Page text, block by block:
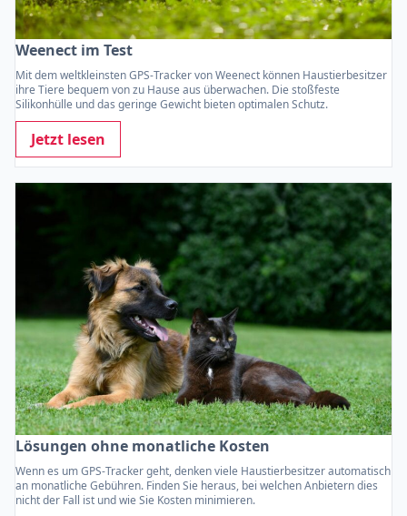
Weenect im Test
Mit dem weltkleinsten GPS-Tracker von Weenect können Haustierbesitzer
ihre Tiere bequem von zu Hause aus überwachen. Die stoßfeste
Silikonhülle und das geringe Gewicht bieten optimalen Schutz.
Jetzt lesen
Lösungen ohne monatliche Kosten
Wenn es um GPS-Tracker geht, denken viele Haustierbesitzer automatisch
an monatliche Gebühren. Finden Sie heraus, bei welchen Anbietern dies
nicht der Fall ist und wie Sie Kosten minimieren.